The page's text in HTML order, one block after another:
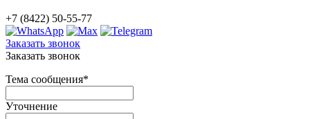
+7 (8422) 50-55-77
Заказать звонок
Заказать звонок
Тема сообщения*
Уточнение